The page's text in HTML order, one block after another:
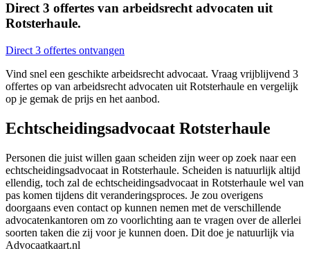
Direct 3 offertes van arbeidsrecht advocaten uit
Rotsterhaule.
Direct 3 offertes ontvangen
Vind snel een geschikte arbeidsrecht advocaat. Vraag vrijblijvend 3
offertes op van arbeidsrecht advocaten uit Rotsterhaule en vergelijk
op je gemak de prijs en het aanbod.
Echtscheidingsadvocaat Rotsterhaule
Personen die juist willen gaan scheiden zijn weer op zoek naar een
echtscheidingsadvocaat in Rotsterhaule. Scheiden is natuurlijk altijd
ellendig, toch zal de echtscheidingsadvocaat in Rotsterhaule wel van
pas komen tijdens dit veranderingsproces. Je zou overigens
doorgaans even contact op kunnen nemen met de verschillende
advocatenkantoren om zo voorlichting aan te vragen over de allerlei
soorten taken die zij voor je kunnen doen. Dit doe je natuurlijk via
Advocaatkaart.nl